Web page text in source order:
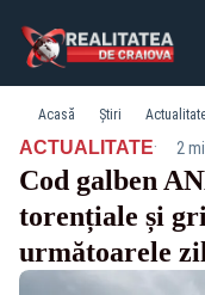
Acasă Știri
ACTUALITATE· 2
Cod galben
torențiale și
următoarele